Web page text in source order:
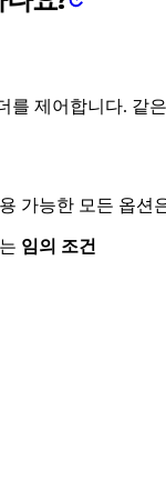
제어합니다. 같
가능한 모든 옵션
임의 조건